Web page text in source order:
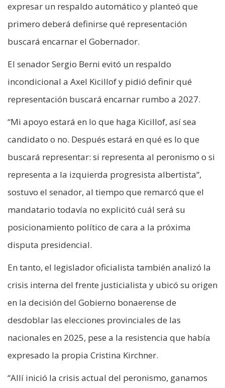
expresar un respaldo automático y planteó que
primero deberá definirse qué representación
buscará encarnar el Gobernador.
El senador Sergio Berni evitó un respaldo
incondicional a Axel Kicillof y pidió definir qué
representación buscará encarnar rumbo a 2027.
“Mi apoyo estará en lo que haga Kicillof, así sea
candidato o no. Después estará en qué es lo que
buscará representar: si representa al peronismo o si
representa a la izquierda progresista albertista“,
sostuvo el senador, al tiempo que remarcó que el
mandatario todavía no explicitó cuál será su
posicionamiento político de cara a la próxima
disputa presidencial.
En tanto, el legislador oficialista también analizó la
crisis interna del frente justicialista y ubicó su origen
en la decisión del Gobierno bonaerense de
desdoblar las elecciones provinciales de las
nacionales en 2025, pese a la resistencia que había
expresado la propia Cristina Kirchner.
“Allí inició la crisis actual del peronismo, ganamos